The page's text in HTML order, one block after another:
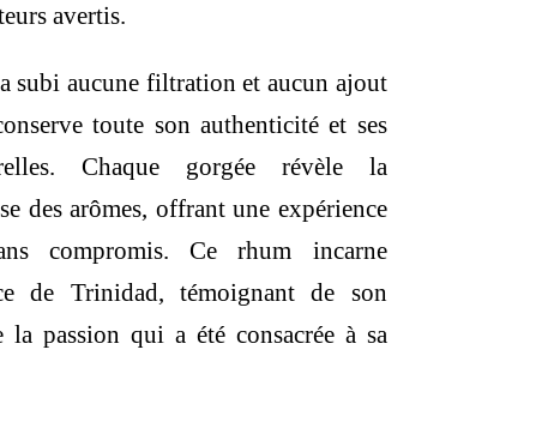
avertis.
subi aucune filtration et aucun ajout
toute son authenticité et ses
Chaque gorgée révèle la
des arômes, offrant une expérience
compromis. Ce rhum incarne
de Trinidad, témoignant de son
passion qui a été consacrée à sa